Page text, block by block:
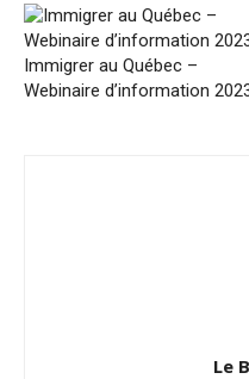
Immigrer au Québec –
Webinaire d’information
Le